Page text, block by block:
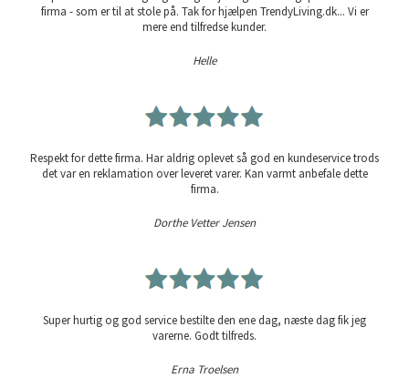
firma - som er til at stole på. Tak for hjælpen TrendyLiving.dk... Vi er
mere end tilfredse kunder.
Helle
Respekt for dette firma. Har aldrig oplevet så god en kundeservice trods
det var en reklamation over leveret varer. Kan varmt anbefale dette
firma.
Dorthe Vetter Jensen
Super hurtig og god service bestilte den ene dag, næste dag fik jeg
varerne. Godt tilfreds.
Erna Troelsen